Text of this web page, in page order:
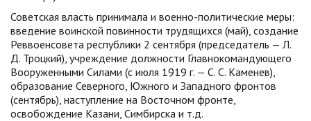
Советская власть принимала и военно-политические меры:
введение воинской повинности трудящихся (май), создание
Реввоенсовета республики 2 сентября (председатель — Л.
Д. Троцкий), учреждение должности Главнокомандующего
Вооруженными Силами (с июля 1919 г. — С. С. Каменев),
образование Северного, Южного и Западного фронтов
(сентябрь), наступление на Восточном фронте,
освобождение Казани, Симбирска и т.д.